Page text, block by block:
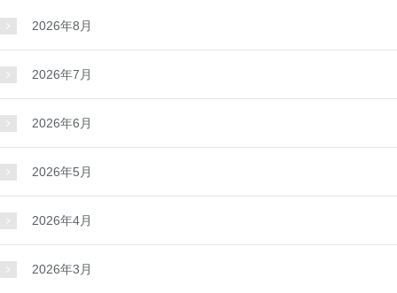
2026年8月
2026年7月
2026年6月
2026年5月
2026年4月
2026年3月